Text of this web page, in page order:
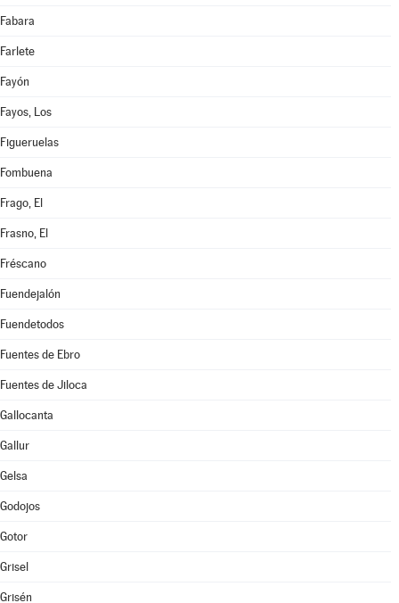
Fabara
Farlete
Fayón
Fayos, Los
Figueruelas
Fombuena
Frago, El
Frasno, El
Fréscano
Fuendejalón
Fuendetodos
Fuentes de Ebro
Fuentes de Jiloca
Gallocanta
Gallur
Gelsa
Godojos
Gotor
Grisel
Grisén